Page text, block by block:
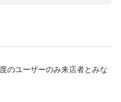
のユーザーのみ来店者とみな